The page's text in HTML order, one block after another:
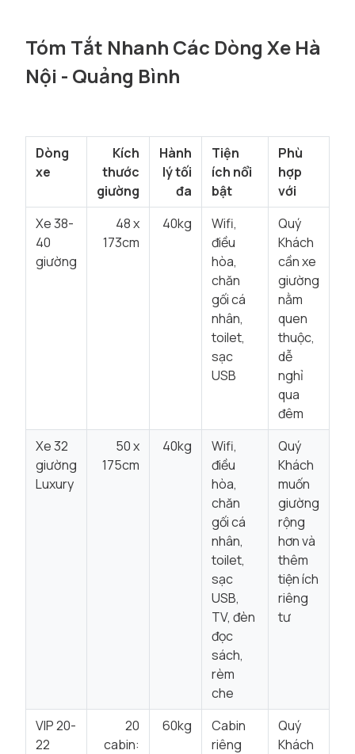
Tóm Tắt Nhanh Các Dòng Xe Hà
Nội - Quảng Bình
Dòng
xe
Kích
thước
giường
Hành
lý tối
đa
Tiện
ích nổi
bật
Phù
hợp
với
Xe 38-
40
giường
48 x
173cm
40kg
Wifi,
điều
hòa,
chăn
gối cá
nhân,
toilet,
sạc
USB
Quý
Khách
cần xe
giường
nằm
quen
thuộc,
dễ
nghỉ
qua
đêm
Xe 32
giường
Luxury
50 x
175cm
40kg
Wifi,
điều
hòa,
chăn
gối cá
nhân,
toilet,
sạc
USB,
TV, đèn
đọc
sách,
rèm
che
Quý
Khách
muốn
giường
rộng
hơn và
thêm
tiện ích
riêng
tư
VIP 20-
22
20
cabin:
60kg
Cabin
riêng
Quý
Khách